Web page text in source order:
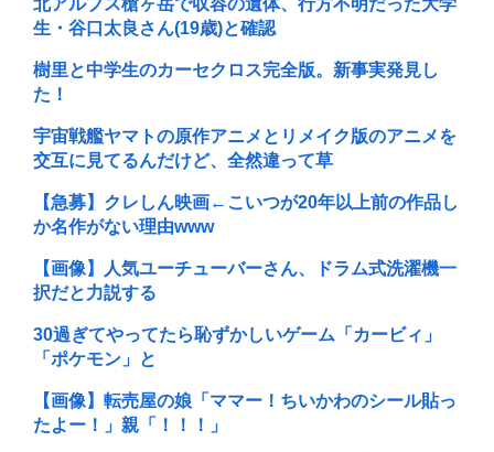
北アルプス槍ヶ岳で収容の遺体、行方不明だった大学
生・谷口太良さん(19歳)と確認
樹里と中学生のカーセクロス完全版。新事実発見し
た！
宇宙戦艦ヤマトの原作アニメとリメイク版のアニメを
交互に見てるんだけど、全然違って草
【急募】クレしん映画←こいつが20年以上前の作品し
か名作がない理由www
【画像】人気ユーチューバーさん、ドラム式洗濯機一
択だと力説する
30過ぎてやってたら恥ずかしいゲーム「カービィ」
「ポケモン」と
【画像】転売屋の娘「ママー！ちいかわのシール貼っ
たよー！」親「！！！」